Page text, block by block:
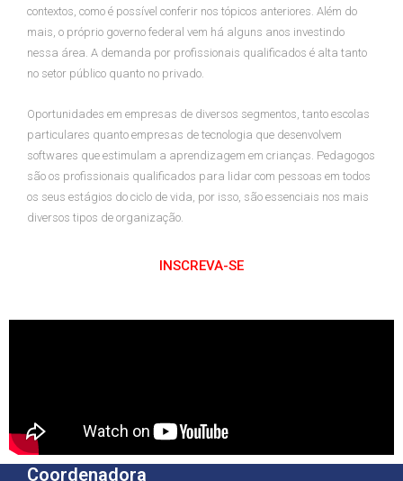
contextos, como é possível conferir nos tópicos anteriores. Além do
mais, o próprio governo federal vem há alguns anos investindo
nessa área. A demanda por profissionais qualificados é alta tanto
no setor público quanto no privado.
Oportunidades em empresas de diversos segmentos, tanto escolas
particulares quanto empresas de tecnologia que desenvolvem
softwares que estimulam a aprendizagem em crianças. Pedagogos
são os profissionais qualificados para lidar com pessoas em todos
os seus estágios do ciclo de vida, por isso, são essenciais nos mais
diversos tipos de organização.
INSCREVA-SE
Coordenadora